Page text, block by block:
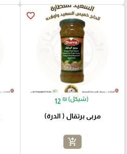
favorite_border
12 ₪ (شيكل)
مربى برتقال ( الدرة)
add_shopping_cart